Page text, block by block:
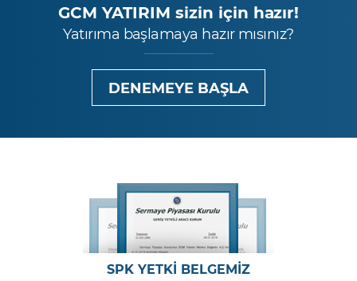
GCM YATIRIM sizin için hazır!
Yatırıma başlamaya hazır mısınız?
DENEMEYE BAŞLA
SPK YETKİ BELGEMİZ